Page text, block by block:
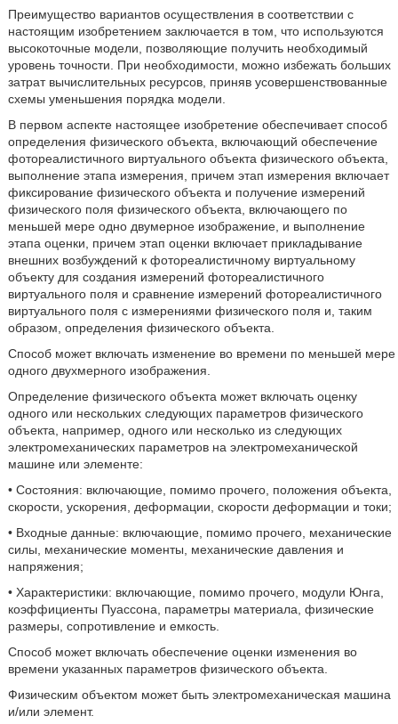
Преимущество вариантов осуществления в соответствии с
настоящим изобретением заключается в том, что используются
высокоточные модели, позволяющие получить необходимый
уровень точности. При необходимости, можно избежать больших
затрат вычислительных ресурсов, приняв усовершенствованные
схемы уменьшения порядка модели.
В первом аспекте настоящее изобретение обеспечивает способ
определения физического объекта, включающий обеспечение
фотореалистичного виртуального объекта физического объекта,
выполнение этапа измерения, причем этап измерения включает
фиксирование физического объекта и получение измерений
физического поля физического объекта, включающего по
меньшей мере одно двумерное изображение, и выполнение
этапа оценки, причем этап оценки включает прикладывание
внешних возбуждений к фотореалистичному виртуальному
объекту для создания измерений фотореалистичного
виртуального поля и сравнение измерений фотореалистичного
виртуального поля с измерениями физического поля и, таким
образом, определения физического объекта.
Способ может включать изменение во времени по меньшей мере
одного двухмерного изображения.
Определение физического объекта может включать оценку
одного или нескольких следующих параметров физического
объекта, например, одного или несколько из следующих
электромеханических параметров на электромеханической
машине или элементе:
• Состояния: включающие, помимо прочего, положения объекта,
скорости, ускорения, деформации, скорости деформации и токи;
• Входные данные: включающие, помимо прочего, механические
силы, механические моменты, механические давления и
напряжения;
• Характеристики: включающие, помимо прочего, модули Юнга,
коэффициенты Пуассона, параметры материала, физические
размеры, сопротивление и емкость.
Способ может включать обеспечение оценки изменения во
времени указанных параметров физического объекта.
Физическим объектом может быть электромеханическая машина
и/или элемент.